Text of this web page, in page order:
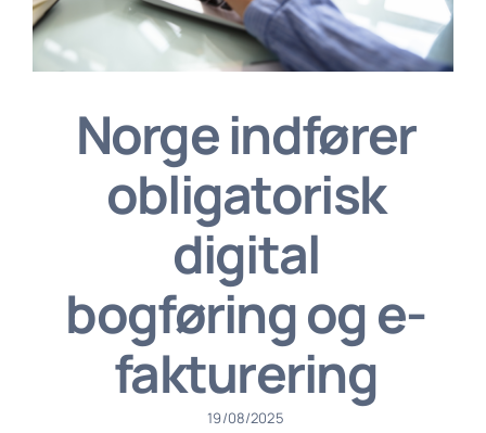
Norge indfører
obligatorisk
digital
bogføring og e-
fakturering
19/08/2025